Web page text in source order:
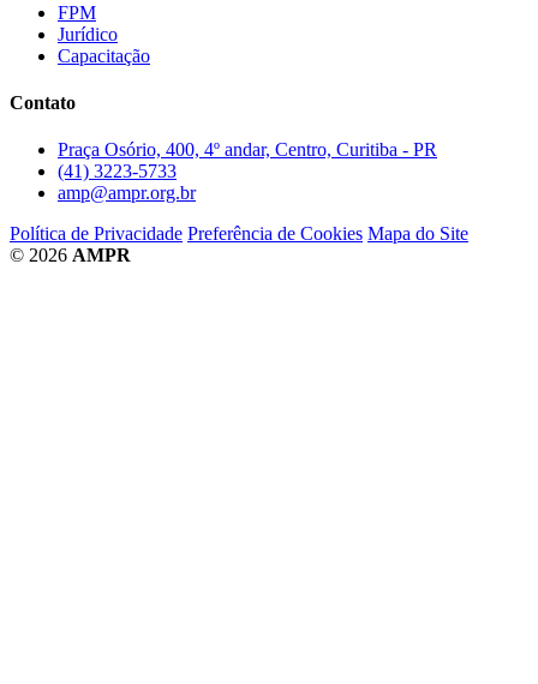
FPM
Jurídico
Capacitação
Contato
Praça Osório, 400, 4º andar, Centro, Curitiba - PR
(41) 3223-5733
amp@ampr.org.br
Política de Privacidade Preferência de Cookies Mapa do Site
© 2026 AMPR